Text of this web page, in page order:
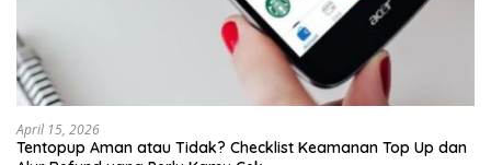
April 15, 2026
Tentopup Aman atau Tidak? Checklist Keamanan Top Up dan